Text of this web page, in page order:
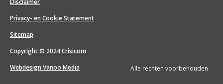
Privacy- en Cookie Statement
Sitemap
Copyright © 2024 Crisicom
Webdesign Vanoo Media